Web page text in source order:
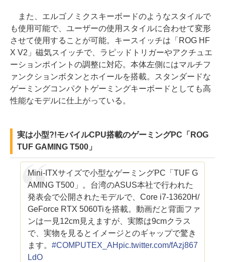
また、エルゴノミクスキーボードのようなスタイルで
も使用可能で、ユーザーの使用スタイルに合わせて変形
させて使用することが可能。キースイッチは「ROG HF
X V2」磁気スイッチで、ラピッドトリガーやアクチュエ
ーションポイントの調整に対応。本体左側にはマルチフ
ァンクションボタンとホイールを搭載。スタンダードな
ゲーミングコンパクトゲーミングキーボードとしても高
性能なモデルに仕上がっている。
実は小型?!モバイルCPU搭載のゲーミングPC「ROG
TUF GAMING T500」
Mini-ITXサイズで小型なゲーミングPC「TUF G
AMING T500」。台湾のASUS本社で行われた
発表会で公開されたモデルで、Core i7-13620H/
GeForce RTX 5060Tiを搭載。動画だと背面ファ
ンは一見12cm見えますが、実際は9cmクラス
で、実物を見るとイメージとのギャップで驚き
ます。#COMPUTEX_AH pic.twitter.com/fAzj867
LdO